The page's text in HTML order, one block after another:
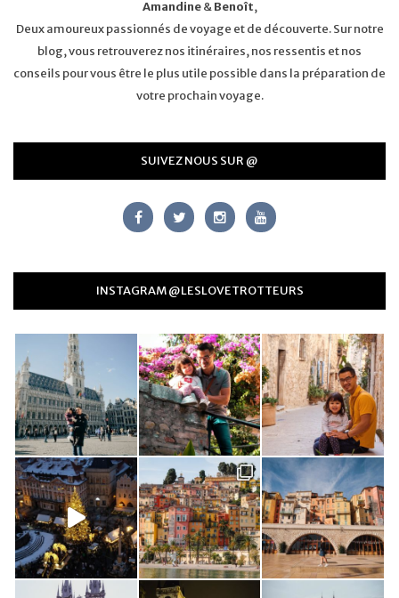
Amandine&Benoît,
Deux amoureux passionnés de voyage et de découverte. Sur notre
blog, vous retrouverez nos itinéraires, nos ressentis et nos
conseils pour vous être le plus utile possible dans la préparation de
votre prochain voyage.
SUIVEZ NOUS SUR @
INSTAGRAM @LESLOVETROTTEURS